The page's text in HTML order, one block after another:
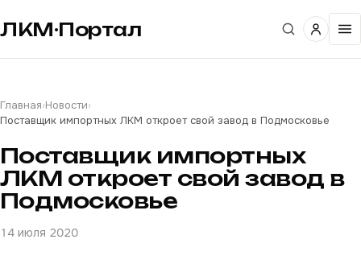
ЛКМ·Портал
Главная›Новости›
Поставщик импортных ЛКМ откроет свой завод в Подмосковье
Поставщик импортных
ЛКМ откроет свой завод в
Подмосковье
14 июля 2020